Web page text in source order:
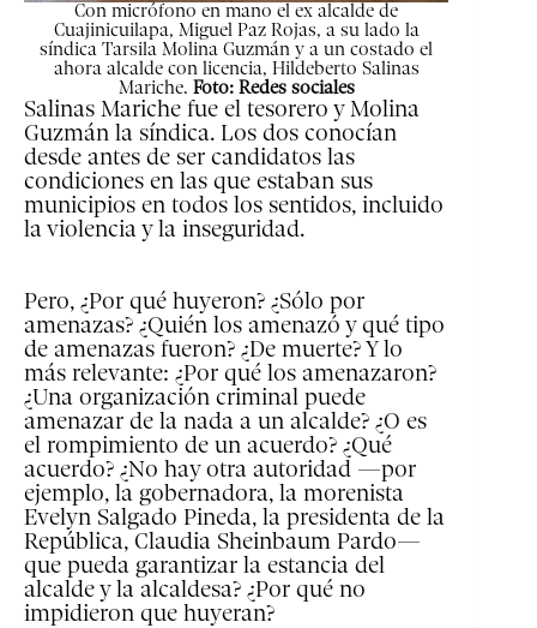
Con micrófono en mano el ex alcalde de
Cuajinicuilapa, Miguel Paz Rojas, a su lado la
síndica Tarsila Molina Guzmán y a un costado el
ahora alcalde con licencia, Hildeberto Salinas
Mariche. Foto: Redes sociales
Salinas Mariche fue el tesorero y Molina
Guzmán la síndica. Los dos conocían
desde antes de ser candidatos las
condiciones en las que estaban sus
municipios en todos los sentidos, incluido
la violencia y la inseguridad.
Pero, ¿Por qué huyeron? ¿Sólo por
amenazas? ¿Quién los amenazó y qué tipo
de amenazas fueron? ¿De muerte? Y lo
más relevante: ¿Por qué los amenazaron?
¿Una organización criminal puede
amenazar de la nada a un alcalde? ¿O es
el rompimiento de un acuerdo? ¿Qué
acuerdo? ¿No hay otra autoridad —por
ejemplo, la gobernadora, la morenista
Evelyn Salgado Pineda, la presidenta de la
República, Claudia Sheinbaum Pardo—
que pueda garantizar la estancia del
alcalde y la alcaldesa? ¿Por qué no
impidieron que huyeran?